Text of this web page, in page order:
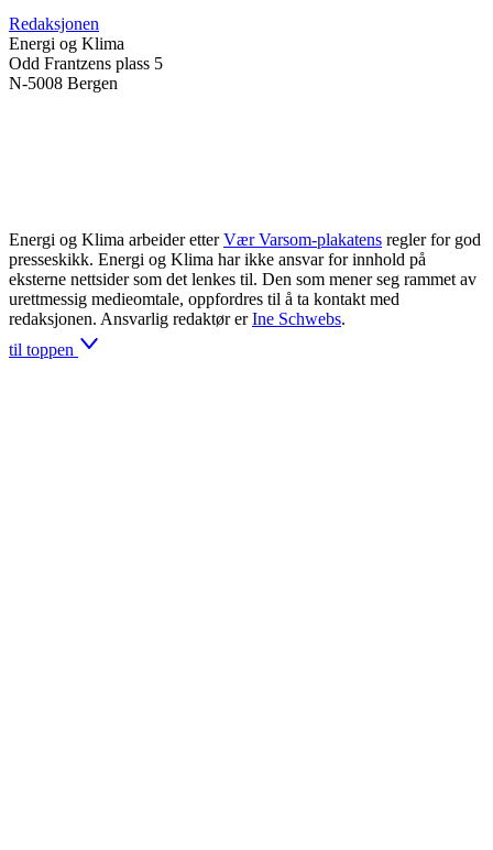
Redaksjonen
Energi og Klima
Odd Frantzens plass 5
N-5008 Bergen
Energi og Klima arbeider etter Vær Varsom-plakatens regler for god
presseskikk. Energi og Klima har ikke ansvar for innhold på
eksterne nettsider som det lenkes til. Den som mener seg rammet av
urettmessig medieomtale, oppfordres til å ta kontakt med
redaksjonen. Ansvarlig redaktør er Ine Schwebs.
til toppen